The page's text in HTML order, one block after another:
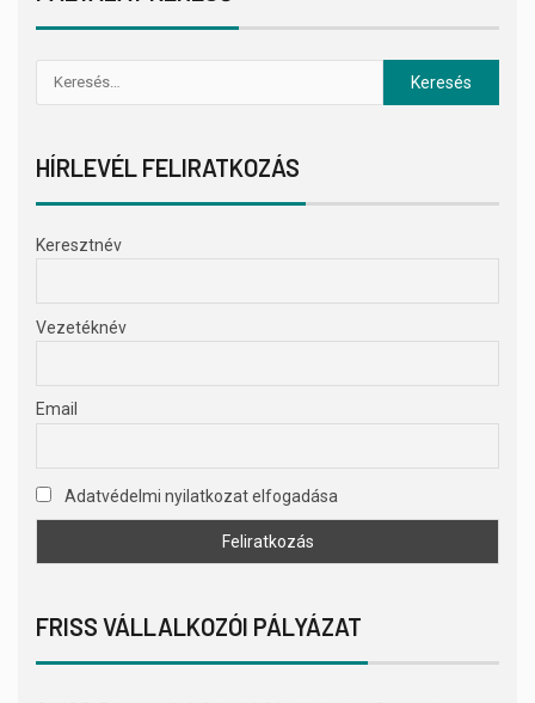
HÍRLEVÉL FELIRATKOZÁS
Keresztnév
Vezetéknév
Email
Adatvédelmi nyilatkozat elfogadása
FRISS VÁLLALKOZÓI PÁLYÁZAT